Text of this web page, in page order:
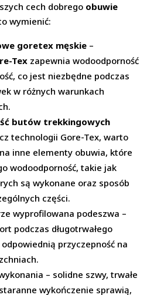
cech dobrego obuwie
wymienić:
goretex męskie –
Tex zapewnia wodoodporność
co jest niezbędne podczas
w różnych warunkach
butów trekkingowych
technologii Gore-Tex, warto
inne elementy obuwia, które
wodoodporność, takie jak
są wykonane oraz sposób
części.
wyprofilowana podeszwa –
podczas długotrwałego
przyczepność na
– solidne szwy, trwałe
wykończenie sprawią,